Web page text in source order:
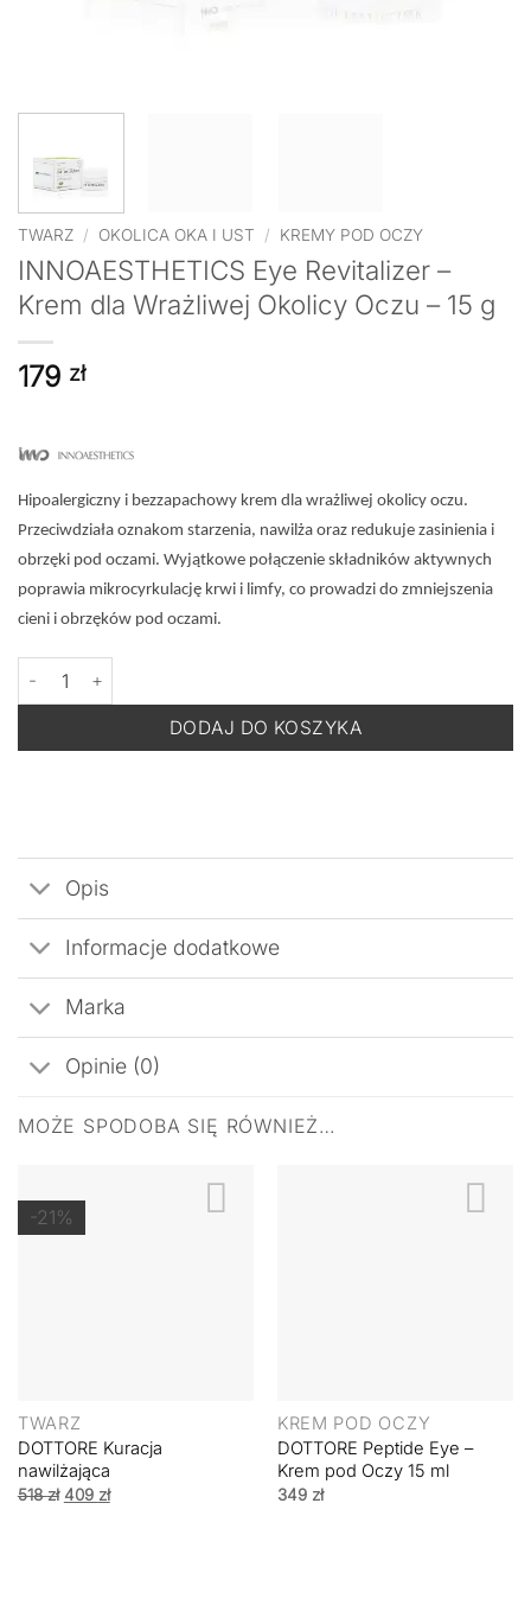
TWARZ / OKOLICA OKA I UST / KREMY POD OCZY
INNOAESTHETICS Eye Revitalizer –
Krem dla Wrażliwej Okolicy Oczu – 15 g
179 zł
Hipoalergiczny i bezzapachowy krem dla wrażliwej okolicy oczu.
Przeciwdziała oznakom starzenia, nawilża oraz redukuje zasinienia i
obrzęki pod oczami. Wyjątkowe połączenie składników aktywnych
poprawia mikrocyrkulację krwi i limfy, co prowadzi do zmniejszenia
cieni i obrzęków pod oczami.
ilość INNOAESTHETICS Eye Revitalizer - Krem dla Wrażliwej
DODAJ DO KOSZYKA
Opis
Informacje dodatkowe
Marka
Opinie (0)
MOŻE SPODOBA SIĘ RÓWNIEŻ…
-21%
TWARZ
DOTTORE Kuracja
nawilżająca
518zł Pierwotna
cena
409 złAktualna
cena
KREM POD OCZY
DOTTORE Peptide Eye –
Krem pod Oczy 15 ml
349 zł